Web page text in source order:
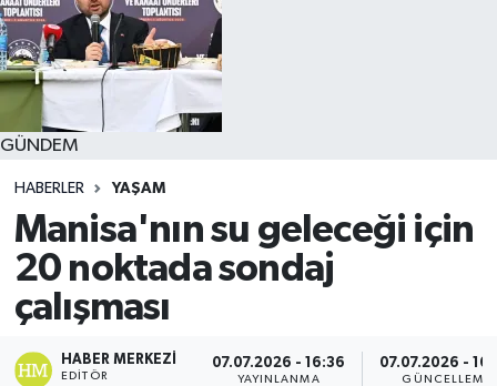
GÜNDEM
HABERLER YAŞAM
Manisa'nın su geleceği için
20 noktada sondaj
çalışması
HABER MERKEZI
EDITÖR
07.07.2026 - 16:36
YAYINLANMA
07.07.2026 -
GÜNCELLEME